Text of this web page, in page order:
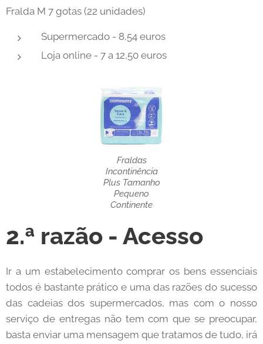
Fralda M 7 gotas (22 unidades)
Supermercado - 8,54 euros
Loja online - 7 a 12,50 euros
Fraldas
Incontinência
Plus Tamanho
Pequeno
Continente
2.ª razão - Acesso
Ir a um estabelecimento comprar os bens essenciais
todos é bastante prático e uma das razões do sucesso
das cadeias dos supermercados, mas com o nosso
serviço de entregas não tem com que se preocupar,
basta enviar uma mensagem que tratamos de tudo, irá